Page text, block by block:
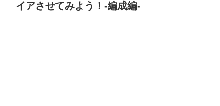
イアさせてみよう！-編成編-